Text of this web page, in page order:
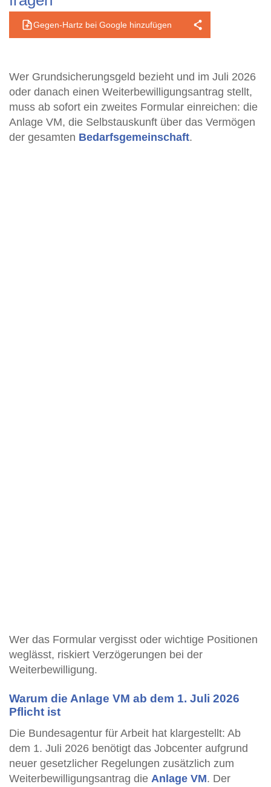
Gegen-Hartz bei Google hinzufügen
Wer Grundsicherungsgeld bezieht und im Juli 2026
oder danach einen Weiterbewilligungsantrag stellt,
muss ab sofort ein zweites Formular einreichen: die
Anlage VM, die Selbstauskunft über das Vermögen
der gesamten Bedarfsgemeinschaft.
Wer das Formular vergisst oder wichtige Positionen
weglässt, riskiert Verzögerungen bei der
Weiterbewilligung.
Warum die Anlage VM ab dem 1. Juli 2026
Pflicht ist
Die Bundesagentur für Arbeit hat klargestellt: Ab
dem 1. Juli 2026 benötigt das Jobcenter aufgrund
neuer gesetzlicher Regelungen zusätzlich zum
Weiterbewilligungsantrag die Anlage VM. Der